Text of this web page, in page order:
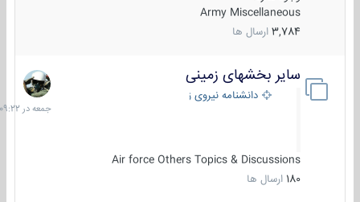
Army Miscellaneous
3,784 ارسال ها
سایر بخشهای زمینی
دانشنامه نیروی زمینی
Air force Others Topics & Discussions
180 ارسال ها
جمعه
در
09:22